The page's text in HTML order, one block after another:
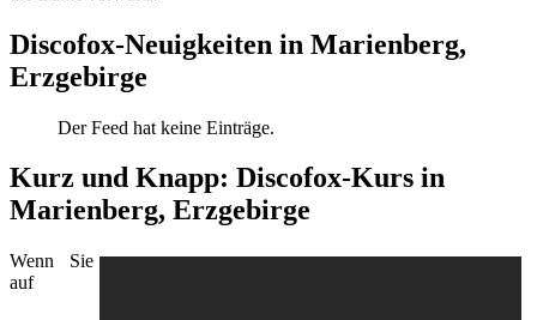
Discofox-Neuigkeiten in Marienberg,
Erzgebirge
Der Feed hat keine Einträge.
Kurz und Knapp: Discofox-Kurs in
Marienberg, Erzgebirge
Wenn Sie
auf